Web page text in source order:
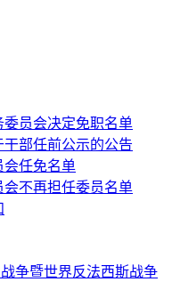
员会决定免职名单
部任前公示的公告
会任免名单
不再担任委员名单